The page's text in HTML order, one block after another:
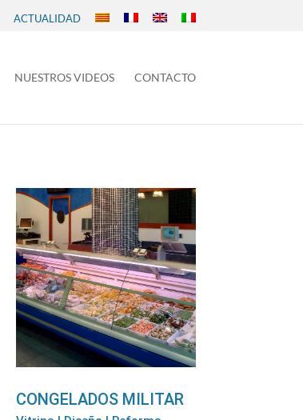
ACTUALIDAD
NUESTROS VIDEOS CONTACTO
CONGELADOS MILITAR